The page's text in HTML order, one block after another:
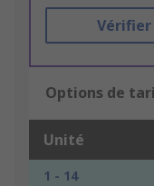
Vérifier
Options de
Unité
1 - 14